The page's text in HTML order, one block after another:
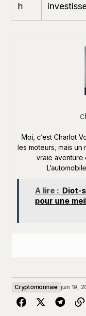
h
Moi, c’est Charlot
les moteurs, mais un
vraie aventure
A lire : Diot-
pour une
Cryptomonnaie juin 19,